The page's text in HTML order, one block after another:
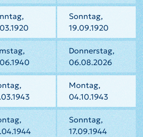
Sonntag,
19.09.1920
Donnerstag,
06.08.2026
Montag,
04.10.1943
Sonntag,
17.09.1944